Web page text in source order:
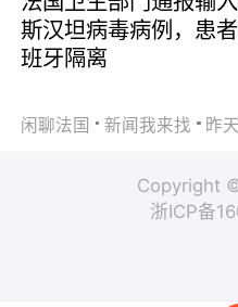
斯汉坦病毒病例，患
班牙隔离
闲聊法国 新闻我来找 昨
Copyright
浙ICP备